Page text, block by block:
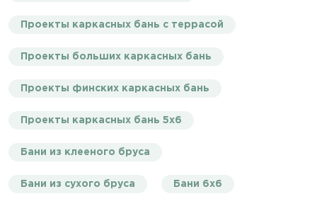
Проекты каркасных бань с террасой
Проекты больших каркасных бань
Проекты финских каркасных бань
Проекты каркасных бань 5х6
Бани из клееного бруса
Бани из сухого бруса Бани 6х6